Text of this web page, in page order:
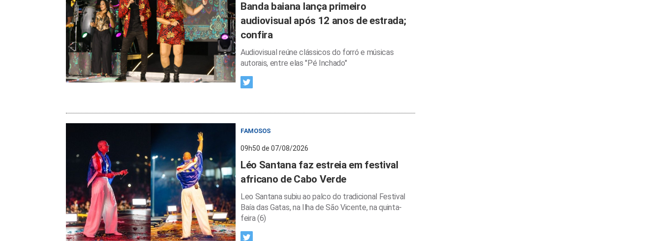
Banda baiana lança primeiro
audiovisual após 12 anos de estrada;
confira
Audiovisual reúne clássicos do forró e músicas
autorais, entre elas "Pé Inchado"
FAMOSOS
09h50 de 07/08/2026
Léo Santana faz estreia em festival
africano de Cabo Verde
Leo Santana subiu ao palco do tradicional Festival
Baía das Gatas, na Ilha de São Vicente, na quinta-
feira (6)